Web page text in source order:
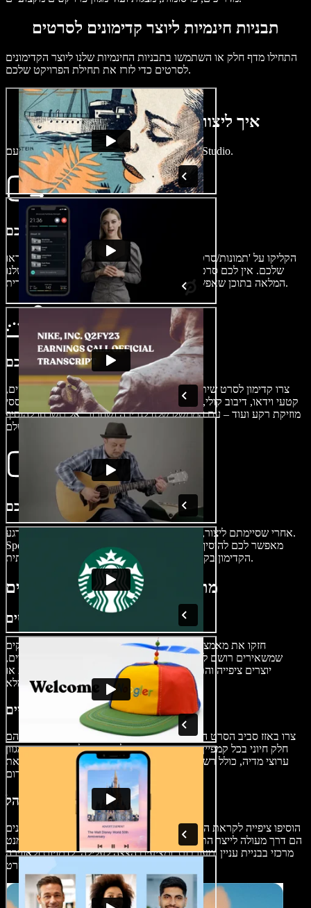
תבניות חינמיות ליוצר קדימונים לסרטים
התחילו מדף חלק או השתמשו בתבניות החינמיות שלנו ליוצר הקדימונים
לסרטים כדי לזרז את תחילת הפרויקט שלכם.
איך ליצור קדימון לסרט תוך דקות
צרו קדימונים מרהיבים במהירות עם Speechify Studio.
ייבוא הווידאו שלכם
הקליקו על 'תמונות/סרטונים' כדי לייבא את הסרטונים או חומרי הווידאו
שלכם. אין לכם סרטונים? אין בעיה. דפדפו בספריית הסרטונים שלנו
המלאה בתוכן שאפשר להשתמש בו לכל מטרה – אישית או מסחרית.
בנו את הקדימון שלכם
צרו קדימון לסרט שיתפוס את תשומת הלב של הצופה. הוסיפו פונטים,
אפקטים קוליים, מעברים, אפקטים מבוססי AI, קטעי וידאו, דיבוב קולי,
מוזיקת רקע ועוד – עם הממשק שלנו לגרירה ושחרור. אל תשכחו להוסיף
ייצוא הקדימון שלכם
אחרי שסיימתם ליצור, ייצוא הקדימון האיכותי שלכם הוא עניין של רגע.
Speechify Studio מאפשר לכם להוסיף סימן מים או לשנות את גודל
הקדימון בקלות לפני הייצוא, כדי שיתאים לכל רשת חברתית.
מתי להשתמש בקדימונים לסרטים
קידום סרטים
חזקו את מאמצי השיווק של הסרט שלכם עם קדימונים מרתקים
שמשאירים רושם לאורך זמן על הקהל. קדימונים משמשים כטיזרים,
יוצרים ציפייה והתרגשות ומביאים את הקהל לאולמות הקולנוע או
קמפיינים שיווקיים
צרו באזז סביב הסרט החדש שלכם עם קדימונים מושכים. קדימונים הם
חלק חיוני בכל קמפיין שיווקי בתחום הקולנוע. ניתן לשתף אותם במגוון
ערוצי מדיה, כולל רשתות חברתיות, טלוויזיה ובתי קולנוע, ולהגביר את
מעורבות קהל
הוסיפו ציפייה לקראת היציאה לאקרנים עם קדימונים לסרטים. קדימונים
הם דרך מעולה לייצר התרגשות וליצור חיבור אישי עם הקהל. הם אלמנט
מרכזי בבניית עניין ומעורבות, ומציעים הצצה לעלילה, לדמויות ולאווירה